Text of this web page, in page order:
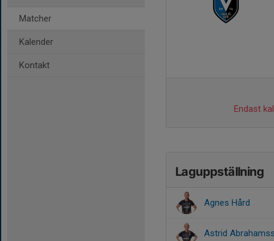
Matcher
Kalender
Kontakt
Endast
Laguppställning
Agnes Hård
Astrid